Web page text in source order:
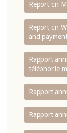
Report on
Report on
and
Rapport
téléphonie
Rapport
Rapport